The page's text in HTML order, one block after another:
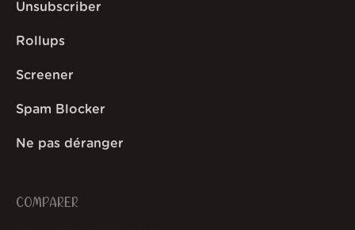
Unsubscriber
Rollups
Screener
Spam Blocker
Ne pas déranger
COMPARER